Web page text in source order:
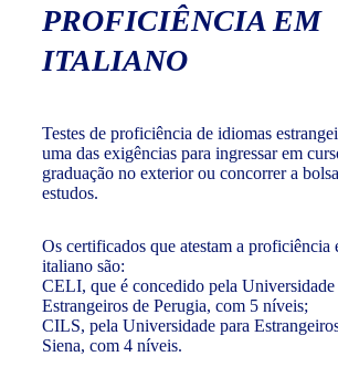
PROFICIÊNCIA EM
ITALIANO
Testes de proficiência de idiomas
uma das exigências para ingressar em
graduação no exterior ou concorrer a
estudos.
Os certificados que atestam a proficiência
italiano são:
CELI, que é concedido pela Universidade
Estrangeiros de Perugia, com 5 níveis;
CILS, pela Universidade para
Siena, com 4 níveis.